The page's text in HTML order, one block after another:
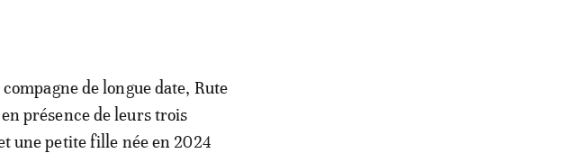
de longue date, Rute
présence de leurs trois
une petite fille née en 2024